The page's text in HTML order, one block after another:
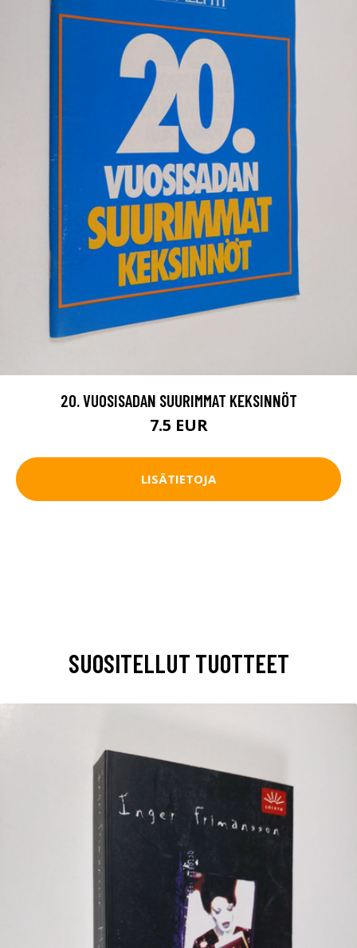
20. VUOSISADAN SUURIMMAT KEKSINNÖT
7.5 EUR
LISÄTIETOJA
SUOSITELLUT TUOTTEET